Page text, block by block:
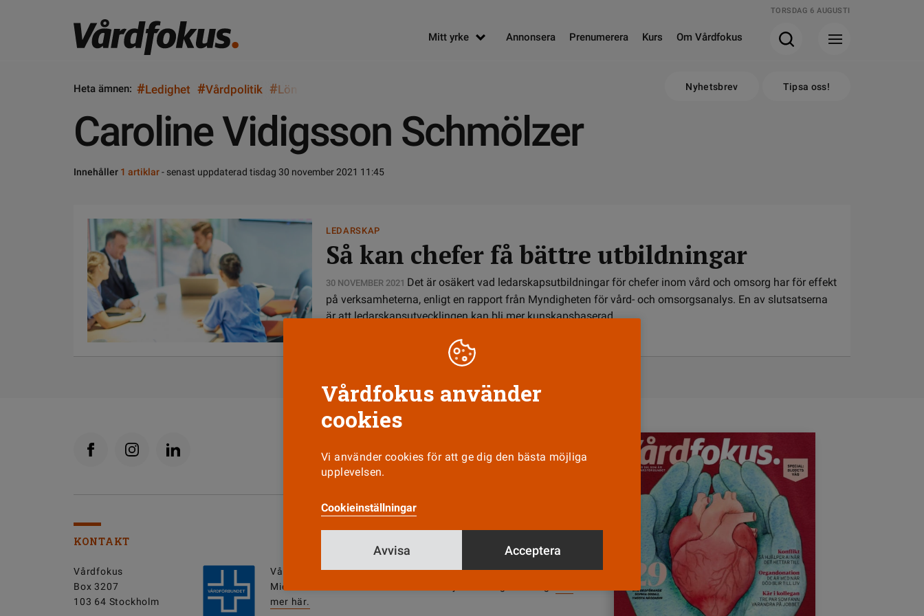
TORSDAG 6 AUGUSTI
Mitt yrke Annonsera Prenumerera Kurs Om Vårdfokus
Heta ämnen: #Ledighet #Vårdpolitik #Lön Nyhetsbrev Tipsa oss!
Caroline Vidigsson Schmölzer
Innehåller 1 artiklar- senast uppdaterad tisdag 30 november 2021 11:45
LEDARSKAP
Så kan chefer få bättre utbildningar
30 NOVEMBER 2021 Det är osäkert vad ledarskapsutbildningar för chefer inom vård och omsorg har för effekt
på verksamheterna, enligt en rapport från Myndigheten för vård- och omsorgsanalys. En av slutsatserna
är att ledarskapsutvecklingen kan bli mer kunskapsbaserad.
KONTAKT
Vårdfokus
Box 3207
103 64 Stockholm
Vårdfokus ges ut avVårdförbundetoch ansvarig utgivare är
Michelle Wahrolén. Vårdfokus har en självständig ställning.
mer här.
Vårdfokus använder
cookies
Vi använder cookies för att ge dig den bästa möjliga
upplevelsen.
Cookieinställningar
Avvisa Acceptera